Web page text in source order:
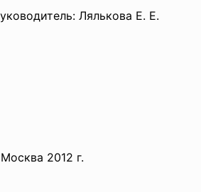
Лялькова Е. Е.
Москва 2012 г.